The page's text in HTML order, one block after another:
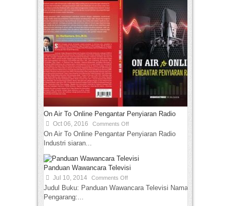
On Air To Online Pengantar Penyiaran Radio
Oct 06, 2016 Comments Off
On Air To Online Pengantar Penyiaran Radio
Industri siaran...
Panduan Wawancara Televisi
Jul 10, 2014 Comments Off
Judul Buku: Panduan Wawancara Televisi Nama
Pengarang:...